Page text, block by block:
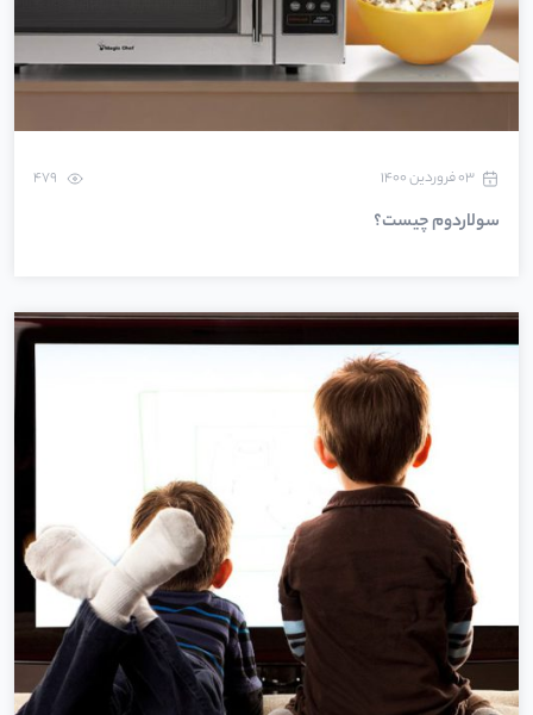
۰۳ فروردین ۱۴۰۰
سولاردوم چیست؟